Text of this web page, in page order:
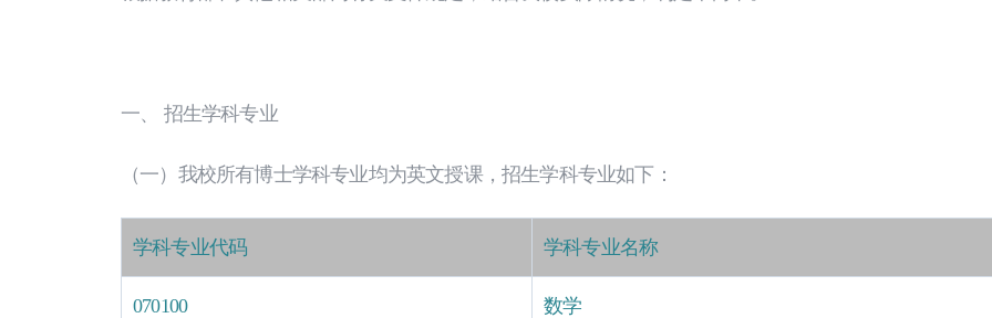
一、 招生学科专业
（一）我校所有博士学科专业均为英文授课，招生学科专业如下：
学科专业代码 学科专业名称
070100 数学